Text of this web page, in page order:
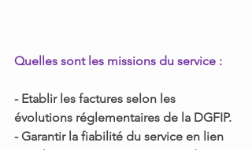
Quelles sont les missions du service :
- Etablir les factures selon les
évolutions réglementaires de la DGFIP.
- Garantir la fiabilité du service en lien